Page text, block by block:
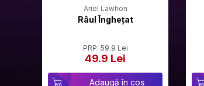
Ariel Lawhon
Râul Înghețat
PRP: 59.9 Lei
49.9 Lei
Adaugă în coș